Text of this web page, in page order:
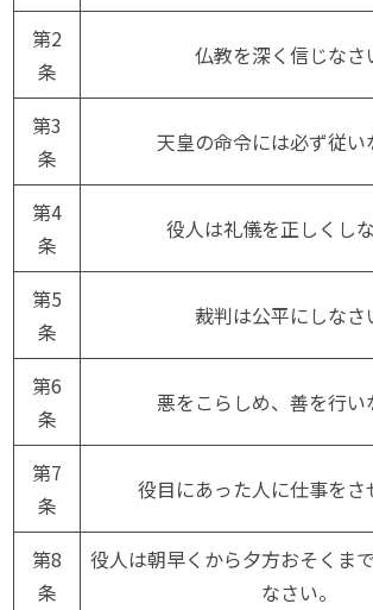
第2
条
仏教を深く信じなさ
第3
条
天皇の命令には必ず従い
第4
条
役人は礼儀を正しくしな
第5
条
裁判は公平にしなさ
第6
条
悪をこらしめ、善を行い
第7
条
役目にあった人に仕事をさ
第8
条
役人は朝早くから夕方おそくま
なさい。